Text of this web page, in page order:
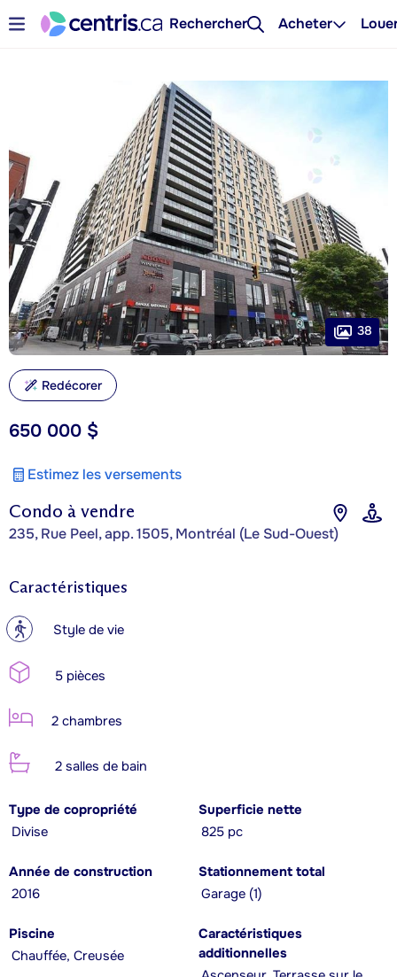
Rechercher Acheter
Condo à vendre
235, Rue Peel, app. 1505, Montréal (Le Sud-Ouest)
650 000 $
Estimez les versements
38
Redécorer
Caractéristiques
? Style de vie
5 pièces
2 chambres
2 salles de bain
Type de copropriété
Divise
Superficie nette
825 pc
Année de construction
2016
Stationnement total
Garage (1)
Piscine
Chauffée, Creusée
Caractéristiques
additionnelles